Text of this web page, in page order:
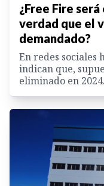
¿Free Fire
verdad que el
demandado?
En redes sociales
indican que,
eliminado en